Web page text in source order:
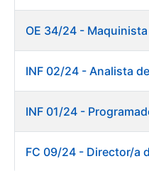
INF 02/24 - Analista